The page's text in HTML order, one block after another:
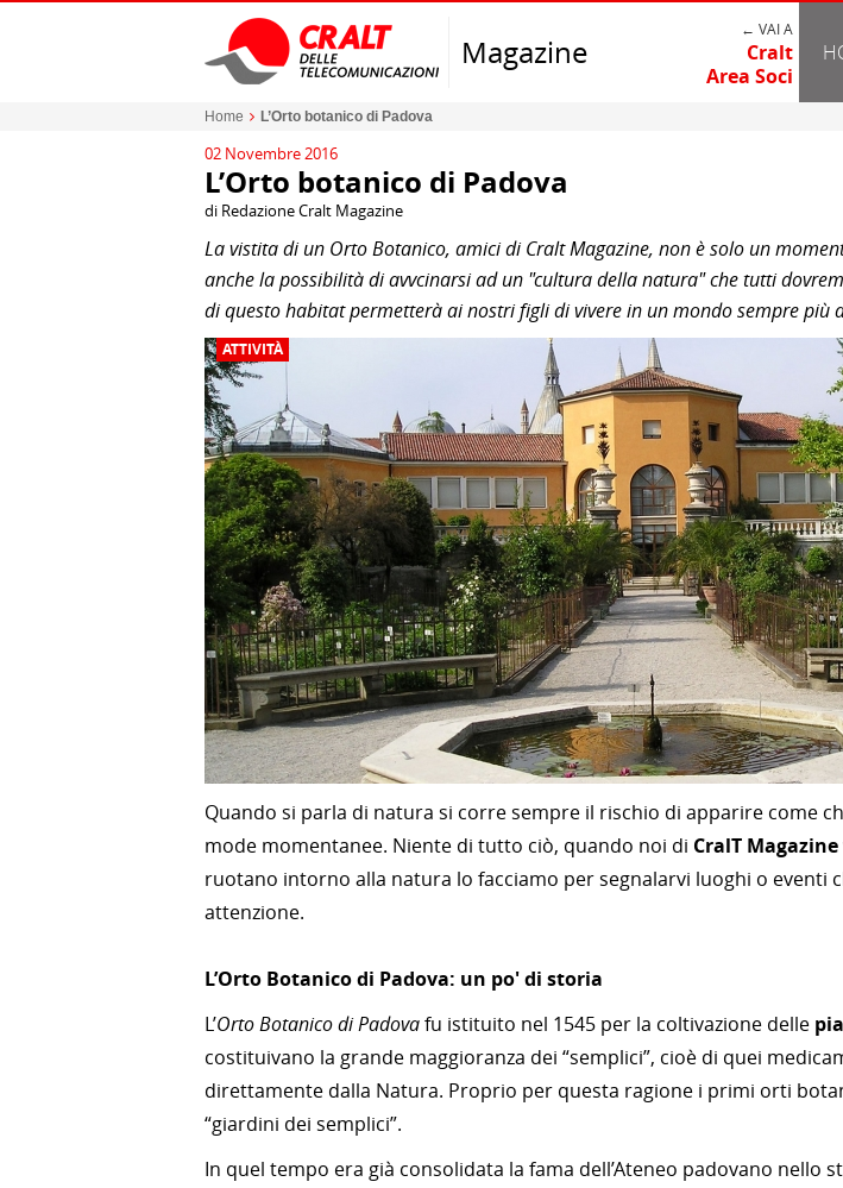
Magazine
← VAI A
Cralt
Area Soci
Home L’Orto botanico di Padova
02 Novembre 2016
L’Orto botanico di Padova
di Redazione Cralt Magazine
La vistita di un Orto Botanico, amici di Cralt Magazine, non è solo un
anche la possibilità di avvcinarsi ad un "cultura della natura" che tutti
di questo habitat permetterà ai nostri figli di vivere in un mondo sempre più
ATTIVITÀ
Quando si parla di natura si corre sempre il rischio di apparire come
mode momentanee. Niente di tutto ciò, quando noi di CralT Magazine
ruotano intorno alla natura lo facciamo per segnalarvi luoghi o eventi
attenzione.
L’Orto Botanico di Padova: un po' di storia
L’Orto Botanico di Padovafu istituito nel 1545 per la coltivazione delle
costituivano la grande maggioranza dei “semplici”, cioè di quei
direttamente dalla Natura. Proprio per questa ragione i primi orti
“giardini dei semplici”.
In quel tempo era già consolidata la fama dell’Ateneo padovano nello